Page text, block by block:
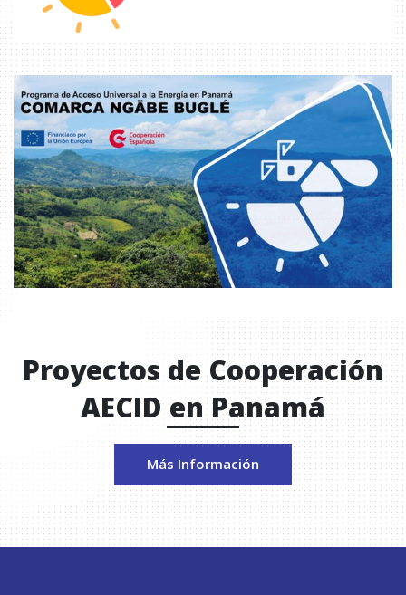
Proyectos de Cooperación
AECID en Panamá
Más Información